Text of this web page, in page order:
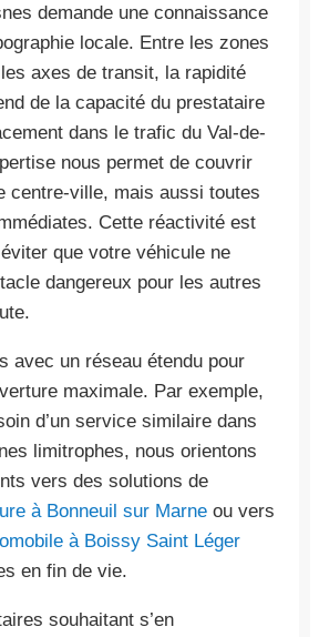
demande une connaissance
locale. Entre les zones
axes de transit, la rapidité
de la capacité du prestataire
dans le trafic du Val-de-
nous permet de couvrir
centre-ville, mais aussi toutes
Cette réactivité est
que votre véhicule ne
dangereux pour les autres
avec un réseau étendu pour
maximale. Par exemple,
d’un service similaire dans
limitrophes, nous orientons
vers des solutions de
à Bonneuil sur Marne ou vers
à Boissy Saint Léger
en fin de vie.
souhaitant s’en